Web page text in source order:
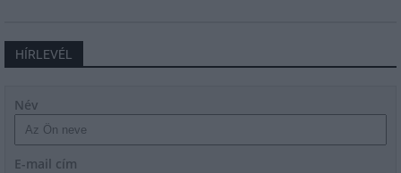
HÍRLEVÉL
Név
E-mail cím